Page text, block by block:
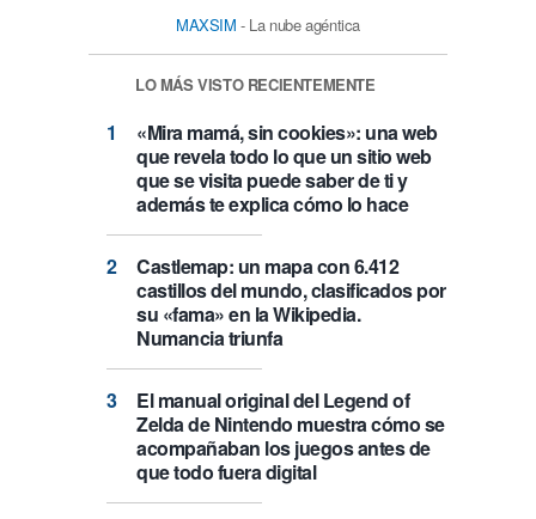
MAXSIM - La nube agéntica
LO MÁS VISTO RECIENTEMENTE
«Mira mamá, sin cookies»: una web
que revela todo lo que un sitio web
que se visita puede saber de ti y
además te explica cómo lo hace
Castlemap: un mapa con 6.412
castillos del mundo, clasificados por
su «fama» en la Wikipedia.
Numancia triunfa
El manual original del Legend of
Zelda de Nintendo muestra cómo se
acompañaban los juegos antes de
que todo fuera digital